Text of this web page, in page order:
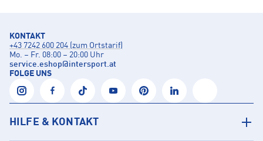
KONTAKT
+43 7242 600 204 (zum Ortstarif)
Mo. – Fr. 08:00 – 20:00 Uhr
service.eshop@intersport.at
FOLGE UNS
HILFE & KONTAKT